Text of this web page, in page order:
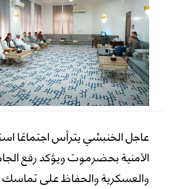
عاجل الخنبشي يترأس اجتماعًا
الأمنية بحضرموت ويؤكد رفع
والعسكرية والحفاظ على